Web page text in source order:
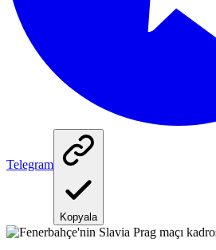
Telegram
Kopyala